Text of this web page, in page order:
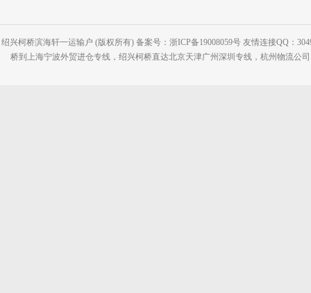
绍兴柯桥滨海轩一运输户 (版权所有) 备案号：浙ICP备19008059号 友情连接QQ：
桥到上海宁波外贸进仓专线，绍兴柯桥直达北京天津广州深圳专线，杭州物流公